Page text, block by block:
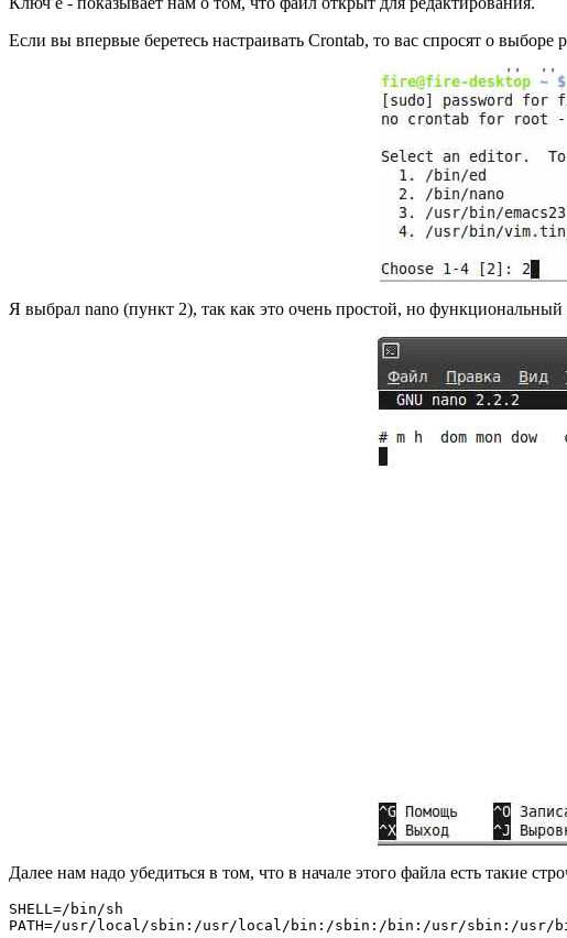
Если вы впервые беретесь настраивать Crontab, то вас спросят о
Я выбрал nano (пункт 2), так как это очень простой, но
Далее нам надо убедиться в том, что в начале этого файла есть такие
SHELL=/bin/sh
PATH=/usr/local/sbin:/usr/local/bin:/sbin:/bin:/usr/sbin:/usr/